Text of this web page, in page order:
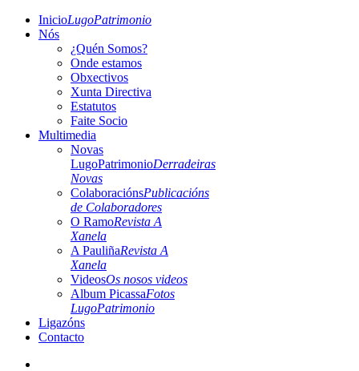
InicioLugoPatrimonio
Nós
¿Quén Somos?
Onde estamos
Obxectivos
Xunta Directiva
Estatutos
Faite Socio
Multimedia
Novas
LugoPatrimonioDerradeiras
Novas
ColaboraciónsPublicacións
de Colaboradores
O RamoRevista A
Xanela
A PauliñaRevista A
Xanela
VideosOs nosos videos
Album PicassaFotos
LugoPatrimonio
Ligazóns
Contacto